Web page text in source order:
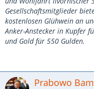
Gesellschaftsmitglieder
kostenlosen Glühwein an
Anker-Anstecker in Kupfer
und Gold für 550 Gulden.
Prabowo